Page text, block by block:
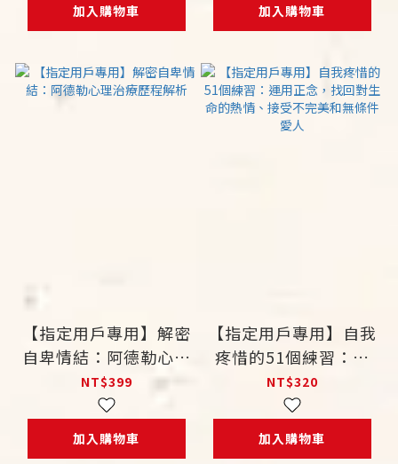
加入購物車 加入購物車
【指定用戶專用】解密
自卑情結：阿德勒心理
治療歷程解析
NT$399
加入購物車
【指定用戶專用】自我
疼惜的51個練習：運
用正念，找回對生命的
熱情、接受不完美和無
條件愛人
NT$320
加入購物車